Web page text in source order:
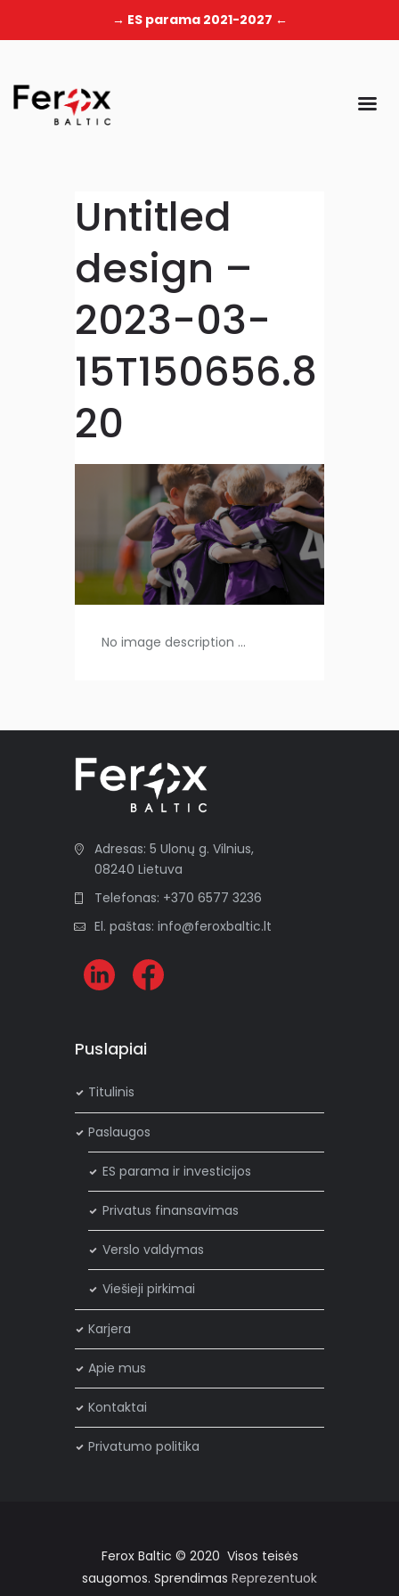
→ ES parama 2021-2027 ←
Untitled
design –
2023-03-
15T150656.8
20
No image description ...
Adresas: 5 Ulonų g. Vilnius,
08240 Lietuva
Telefonas: +370 6577 3236
El. paštas: info@feroxbaltic.lt
Puslapiai
Titulinis
Paslaugos
ES parama ir investicijos
Privatus finansavimas
Verslo valdymas
Viešieji pirkimai
Karjera
Apie mus
Kontaktai
Privatumo politika
Ferox Baltic © 2020 Visos teisės
saugomos. Sprendimas Reprezentuok